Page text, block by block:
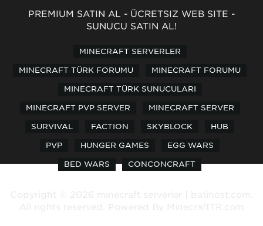
PREMİUM SATIN AL - ÜCRETSİZ WEB SİTE -
SUNUCU SATIN AL!
MINECRAFT SERVERLER
MINECRAFT TÜRK FORUMU MINECRAFT FORUMU
MINECRAFT TÜRK SUNUCULARI
MINECRAFT PVP SERVER MINECRAFT SERVER
SURVIVAL FACTION SKYBLOCK HUB
PVP HUNGER GAMES EGG WARS
BED WARS CONCONCRAFT